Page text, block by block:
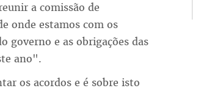
a comissão de
onde estamos com os
governo e as obrigações das
ano".
os acordos e é sobre isto